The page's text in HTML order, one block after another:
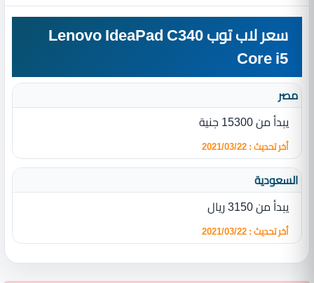
سعر لاب توب Lenovo IdeaPad C340
Core i5
مصر
يبدأ من 15300 جنية
أخر تحديث : 2021/03/22
السعودية
يبدأ من 3150 ريال
أخر تحديث : 2021/03/22